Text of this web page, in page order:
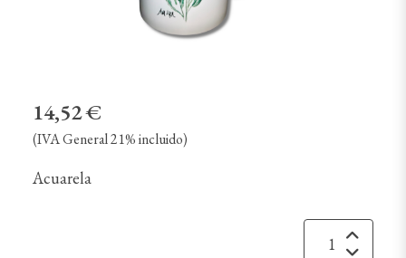
14,52 €
(IVA General 21% incluido)
Acuarela